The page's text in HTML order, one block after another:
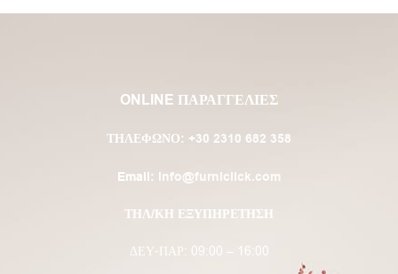
ONLINE ΠΑΡΑΓΓΕΛΙΕΣ
ΤΗΛΈΦΩΝΟ: +30 2310 682 358
Email: info@furniclick.com
ΤΗΛ/ΚΗ ΕΞΥΠΗΡΕΤΗΣΗ
ΔΕΥ-ΠΑΡ: 09:00 – 16:00